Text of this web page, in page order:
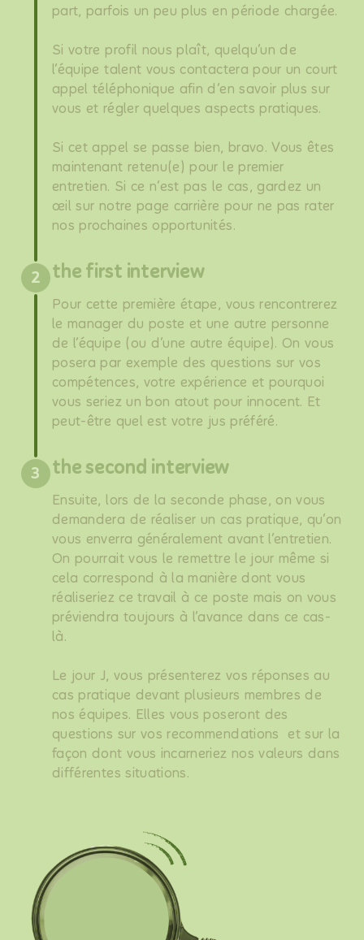
part, parfois un peu plus en période chargée.
Si votre profil nous plaît, quelqu’un de
l’équipe talent vous contactera pour un court
appel téléphonique afin d’en savoir plus sur
vous et régler quelques aspects pratiques.
Si cet appel se passe bien, bravo. Vous êtes
maintenant retenu(e) pour le premier
entretien. Si ce n’est pas le cas, gardez un
œil sur notre page carrière pour ne pas rater
nos prochaines opportunités.
2 the first interview
Pour cette première étape, vous rencontrerez
le manager du poste et une autre personne
de l’équipe (ou d’une autre équipe). On vous
posera par exemple des questions sur vos
compétences, votre expérience et pourquoi
vous seriez un bon atout pour innocent. Et
peut-être quel est votre jus préféré.
3 the second interview
Ensuite, lors de la seconde phase, on vous
demandera de réaliser un cas pratique, qu’on
vous enverra généralement avant l’entretien.
On pourrait vous le remettre le jour même si
cela correspond à la manière dont vous
réaliseriez ce travail à ce poste mais on vous
préviendra toujours à l’avance dans ce cas-
là.
Le jour J, vous présenterez vos réponses au
cas pratique devant plusieurs membres de
nos équipes. Elles vous poseront des
questions sur vos recommendations et sur la
façon dont vous incarneriez nos valeurs dans
différentes situations.